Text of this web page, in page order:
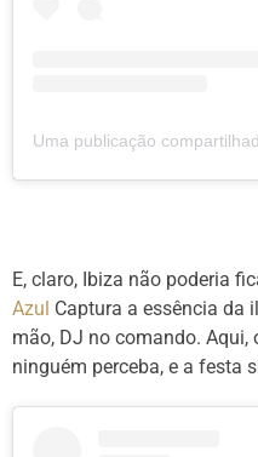
E, claro, Ibiza não poderia
Azul Captura a essência da
mão, DJ no comando. Aqui,
ninguém perceba, e a festa